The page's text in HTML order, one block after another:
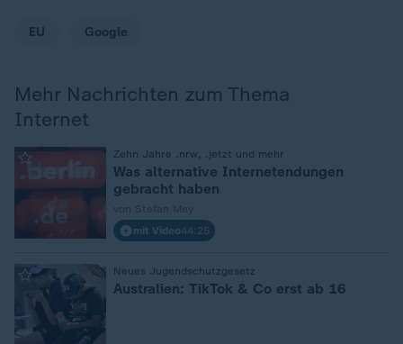
EU Google
Mehr Nachrichten zum Thema
Internet
Zehn Jahre .nrw, .jetzt und mehr
Was alternative Internetendungen
gebracht haben
mit Video44:25
Neues Jugendschutzgesetz
Australien: TikTok & Co erst ab 16